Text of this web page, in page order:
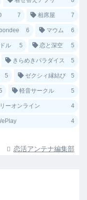
7 相席屋 7
6 マウム 6
ル 5 恋と深空 5
きらめきパラダイス 5
5 ゼクシィ縁結び 5
軽音サークル 5
ーオンライン 4
4
恋活アンテナ編集部